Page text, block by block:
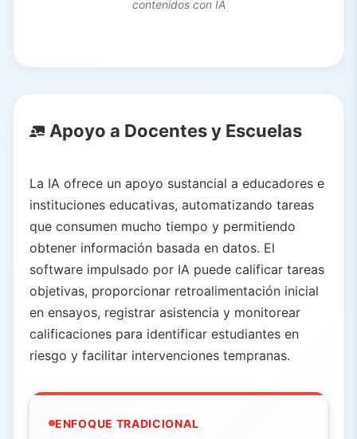
contenidos con IA
Apoyo a Docentes y Escuelas
La IA ofrece un apoyo sustancial a educadores e
instituciones educativas, automatizando tareas
que consumen mucho tiempo y permitiendo
obtener información basada en datos. El
software impulsado por IA puede calificar tareas
objetivas, proporcionar retroalimentación inicial
en ensayos, registrar asistencia y monitorear
calificaciones para identificar estudiantes en
riesgo y facilitar intervenciones tempranas.
ENFOQUE TRADICIONAL